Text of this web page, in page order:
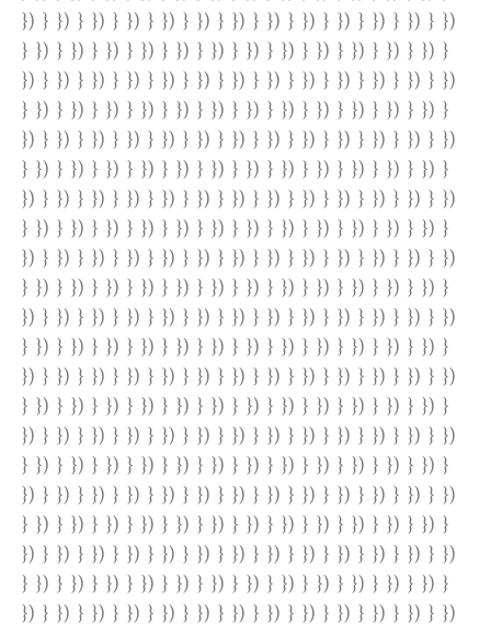
}) } }) } }) } }) } }) } }) } }) } }) } }) } }) } }) } }) } })
} }) } }) } }) } }) } }) } }) } }) } }) } }) } }) } }) } }) }
}) } }) } }) } }) } }) } }) } }) } }) } }) } }) } }) } }) } })
} }) } }) } }) } }) } }) } }) } }) } }) } }) } }) } }) } }) }
}) } }) } }) } }) } }) } }) } }) } }) } }) } }) } }) } }) } })
} }) } }) } }) } }) } }) } }) } }) } }) } }) } }) } }) } }) }
}) } }) } }) } }) } }) } }) } }) } }) } }) } }) } }) } }) } })
} }) } }) } }) } }) } }) } }) } }) } }) } }) } }) } }) } }) }
}) } }) } }) } }) } }) } }) } }) } }) } }) } }) } }) } }) } })
} }) } }) } }) } }) } }) } }) } }) } }) } }) } }) } }) } }) }
}) } }) } }) } }) } }) } }) } }) } }) } }) } }) } }) } }) } })
} }) } }) } }) } }) } }) } }) } }) } }) } }) } }) } }) } }) }
}) } }) } }) } }) } }) } }) } }) } }) } }) } }) } }) } }) } })
} }) } }) } }) } }) } }) } }) } }) } }) } }) } }) } }) } }) }
}) } }) } }) } }) } }) } }) } }) } }) } }) } }) } }) } }) } })
} }) } }) } }) } }) } }) } }) } }) } }) } }) } }) } }) } }) }
}) } }) } }) } }) } }) } }) } }) } }) } }) } }) } }) } }) } })
} }) } }) } }) } }) } }) } }) } }) } }) } }) } }) } }) } }) }
}) } }) } }) } }) } }) } }) } }) } }) } }) } }) } }) } }) } })
} }) } }) } }) } }) } }) } }) } }) } }) } }) } }) } }) } }) }
}) } }) } }) } }) } }) } }) } }) } }) } }) } }) } }) } }) } })